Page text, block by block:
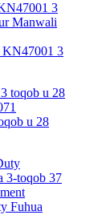
KN47001 3
u 28
Fuhua